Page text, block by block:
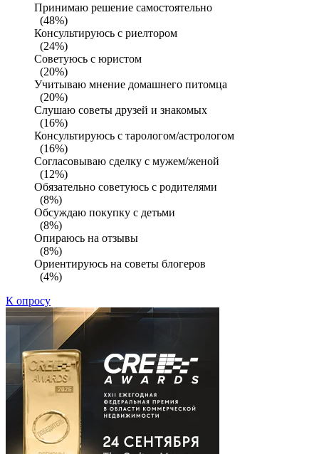
Принимаю решение самостоятельно
(48%)
Консультируюсь с риелтором
(24%)
Советуюсь с юристом
(20%)
Учитываю мнение домашнего питомца
(20%)
Слушаю советы друзей и знакомых
(16%)
Консультируюсь с тарологом/астрологом
(16%)
Согласовываю сделку с мужем/женой
(12%)
Обязательно советуюсь с родителями
(8%)
Обсуждаю покупку с детьми
(8%)
Опираюсь на отзывы
(8%)
Ориентируюсь на советы блогеров
(4%)
К опросу